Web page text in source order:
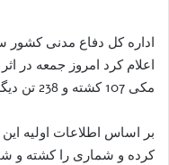
اداره کل دفاع مدنی
اعلام کرد امروز جمعه در
مکی 107 کشته و 238 تن دیگر زخمی شدند.
بر اساس اطلاعات اولیه
کرده و شماری را کشته و